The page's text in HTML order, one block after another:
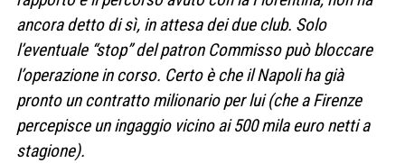
ancora detto di sì, in attesa dei due club. Solo
l’eventuale “stop” del patron Commisso può bloccare
l’operazione in corso. Certo è che il Napoli ha già
pronto un contratto milionario per lui (che a Firenze
percepisce un ingaggio vicino ai 500 mila euro netti a
stagione).